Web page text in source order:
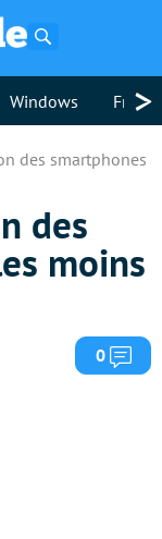
Windows >
des smartphones
des
moins
0